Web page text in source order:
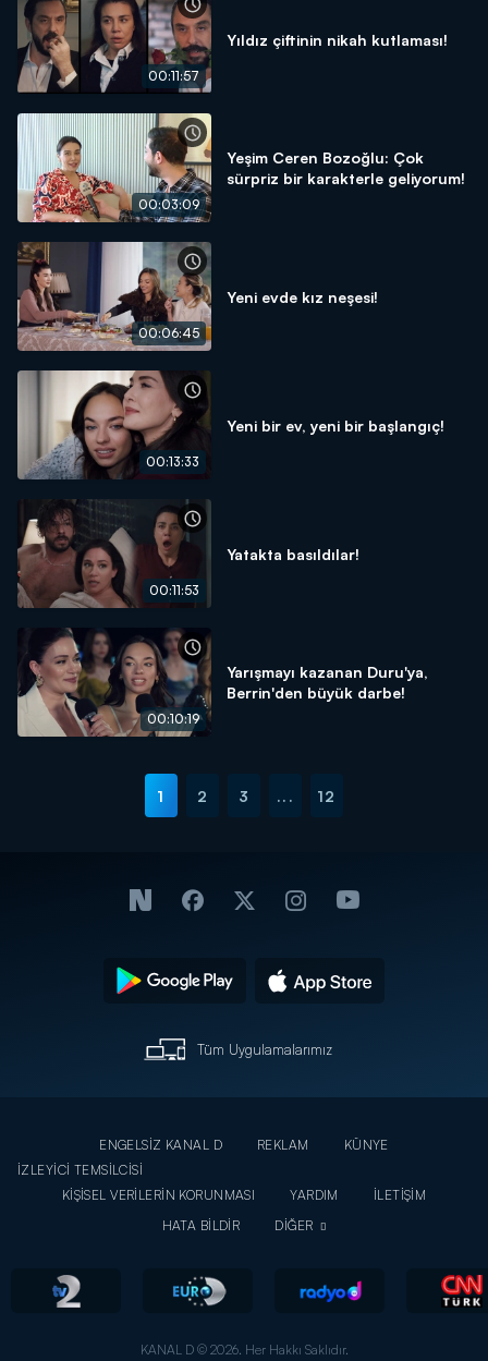
00:11:57
Yıldız çiftinin nikah kutlaması!
00:03:09
Yeşim Ceren Bozoğlu: Çok
sürpriz bir karakterle geliyorum!
00:06:45
Yeni evde kız neşesi!
00:13:33
Yeni bir ev, yeni bir başlangıç!
00:11:53
Yatakta basıldılar!
00:10:19
Yarışmayı kazanan Duru'ya,
Berrin'den büyük darbe!
1 2 3 ... 12
Tüm Uygulamalarımız
ENGELSİZ KANAL D REKLAM
KÜNYE
İZLEYİCİ TEMSİLCİSİ
KİŞİSEL VERİLERİN KORUNMASI
YARDIM
İLETİŞİM
HATA BİLDİR
DİĞER
KANAL D © 2026. Her Hakkı Saklıdır.